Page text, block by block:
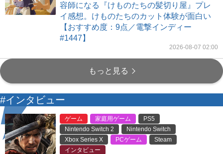
容師になる『けものたちの髪切り屋』プレ
イ感想。けものたちのカット体験が面白い
【おすすめ度：9点／電撃インディー
#1447】
2026-08-07 02:00
もっと見る
#インタビュー
ゲーム 家庭用ゲーム
PS5
Nintendo Switch 2
Nintendo Switch
Xbox Series X
PCゲーム
Steam
インタビュー